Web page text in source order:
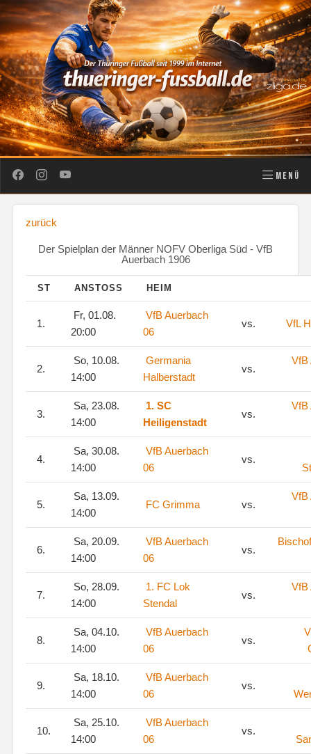
MENÜ
zurück
Der Spielplan der Männer NOFV Oberliga Süd - VfB
Auerbach 1906
ST ANSTOSS HEIM
1.
Fr, 01.08.
20:00
VfB Auerbach
06
vs. VfL
2.
So, 10.08.
14:00
Germania
Halberstadt
vs.
VfB
3.
Sa, 23.08.
14:00
1. SC
Heiligenstadt
vs.
VfB
4.
Sa, 30.08.
14:00
VfB Auerbach
06
vs.
5.
Sa, 13.09.
14:00
FC Grimma vs.
VfB
6.
Sa, 20.09.
14:00
VfB Auerbach
06
vs.
7.
So, 28.09.
14:00
1. FC Lok
Stendal
vs.
VfB
8.
Sa, 04.10.
14:00
VfB Auerbach
06
vs.
9.
Sa, 18.10.
14:00
VfB Auerbach
06
vs.
10.
Sa, 25.10.
14:00
VfB Auerbach
06
vs.